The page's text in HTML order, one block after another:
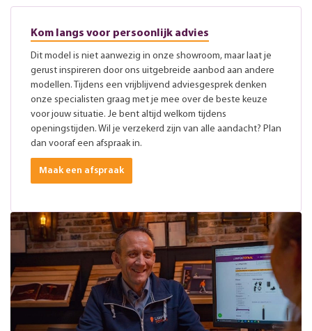
Kom langs voor persoonlijk advies
Dit model is niet aanwezig in onze showroom, maar laat je
gerust inspireren door ons uitgebreide aanbod aan andere
modellen. Tijdens een vrijblijvend adviesgesprek denken
onze specialisten graag met je mee over de beste keuze
voor jouw situatie. Je bent altijd welkom tijdens
openingstijden. Wil je verzekerd zijn van alle aandacht? Plan
dan vooraf een afspraak in.
Maak een afspraak